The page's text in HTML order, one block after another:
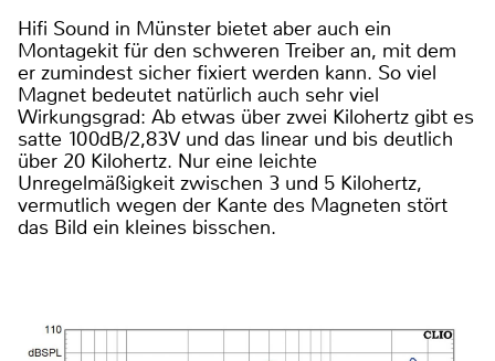
Hifi Sound in Münster bietet aber auch ein
Montagekit für den schweren Treiber an, mit dem
er zumindest sicher fixiert werden kann. So viel
Magnet bedeutet natürlich auch sehr viel
Wirkungsgrad: Ab etwas über zwei Kilohertz gibt es
satte 100dB/2,83V und das linear und bis deutlich
über 20 Kilohertz. Nur eine leichte
Unregelmäßigkeit zwischen 3 und 5 Kilohertz,
vermutlich wegen der Kante des Magneten stört
das Bild ein kleines bisschen.